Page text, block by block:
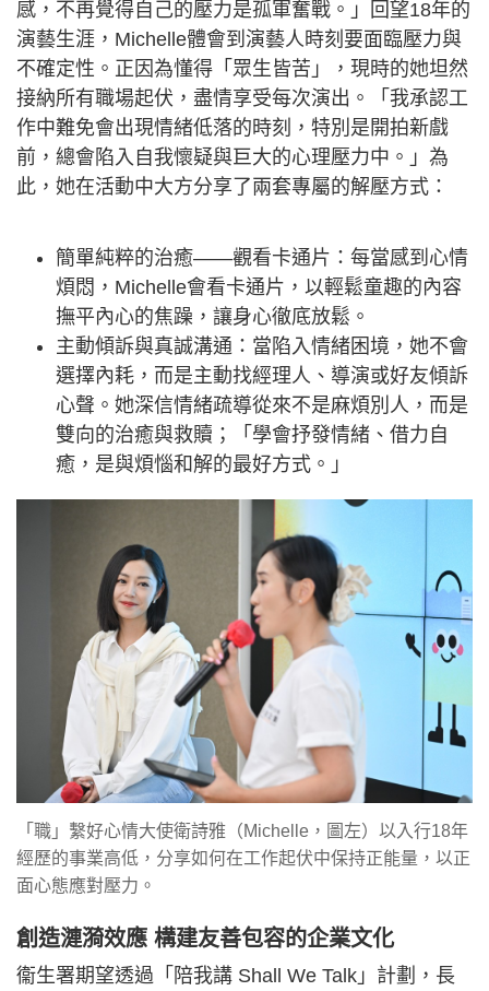
感，不再覺得自己的壓力是孤軍奮戰。」回望18年的
演藝生涯，Michelle體會到演藝人時刻要面臨壓力與
不確定性。正因為懂得「眾生皆苦」，現時的她坦然
接納所有職場起伏，盡情享受每次演出。「我承認工
作中難免會出現情緒低落的時刻，特別是開拍新戲
前，總會陷入自我懷疑與巨大的心理壓力中。」為
此，她在活動中大方分享了兩套專屬的解壓方式：
簡單純粹的治癒——觀看卡通片：每當感到心情
煩悶，Michelle會看卡通片，以輕鬆童趣的內容
撫平內心的焦躁，讓身心徹底放鬆。
主動傾訴與真誠溝通：當陷入情緒困境，她不會
選擇內耗，而是主動找經理人、導演或好友傾訴
心聲。她深信情緒疏導從來不是麻煩別人，而是
雙向的治癒與救贖；「學會抒發情緒、借力自
癒，是與煩惱和解的最好方式。」
「職」繫好心情大使衛詩雅（Michelle，圖左）以入行18年
經歷的事業高低，分享如何在工作起伏中保持正能量，以正
面心態應對壓力。
創造漣漪效應 構建友善包容的企業文化
衞生署期望透過「陪我講 Shall We Talk」計劃，長